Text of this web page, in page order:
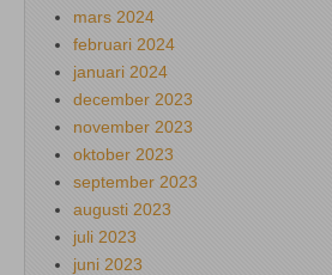
mars 2024
februari 2024
januari 2024
december 2023
november 2023
oktober 2023
september 2023
augusti 2023
juli 2023
juni 2023